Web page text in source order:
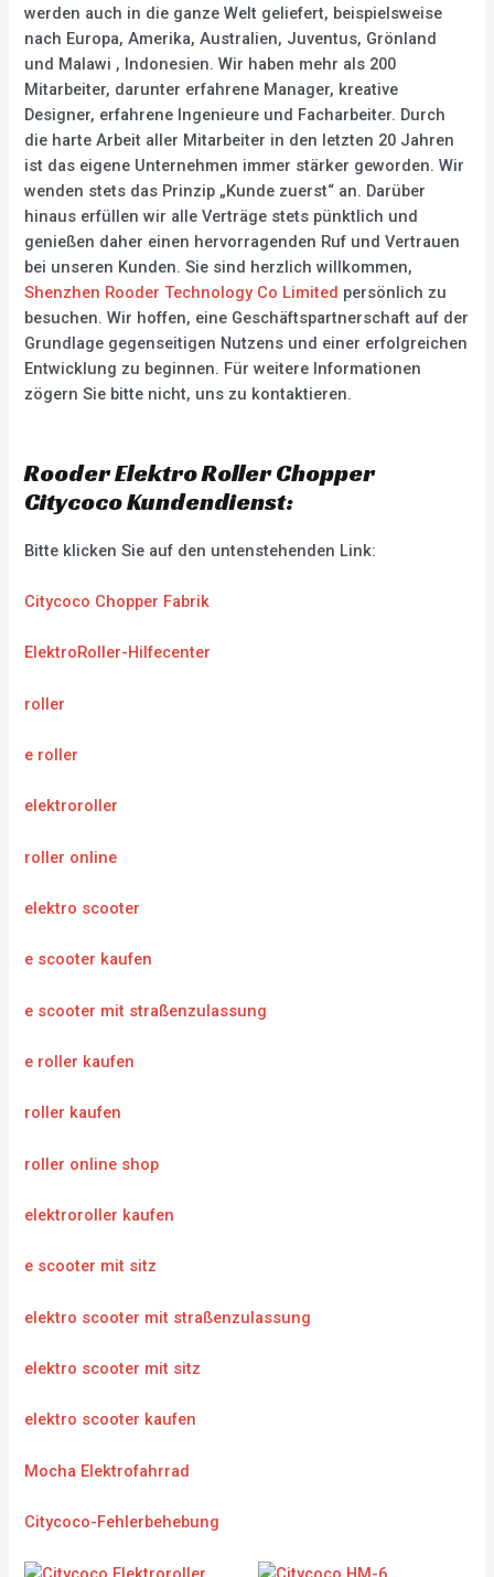
werden auch in die ganze Welt geliefert, beispielsweise
nach Europa, Amerika, Australien, Juventus, Grönland
und Malawi , Indonesien. Wir haben mehr als 200
Mitarbeiter, darunter erfahrene Manager, kreative
Designer, erfahrene Ingenieure und Facharbeiter. Durch
die harte Arbeit aller Mitarbeiter in den letzten 20 Jahren
ist das eigene Unternehmen immer stärker geworden. Wir
wenden stets das Prinzip „Kunde zuerst“ an. Darüber
hinaus erfüllen wir alle Verträge stets pünktlich und
genießen daher einen hervorragenden Ruf und Vertrauen
bei unseren Kunden. Sie sind herzlich willkommen,
Shenzhen Rooder Technology Co Limited persönlich zu
besuchen. Wir hoffen, eine Geschäftspartnerschaft auf der
Grundlage gegenseitigen Nutzens und einer erfolgreichen
Entwicklung zu beginnen. Für weitere Informationen
zögern Sie bitte nicht, uns zu kontaktieren.
Rooder Elektro Roller Chopper
Citycoco Kundendienst:
Bitte klicken Sie auf den untenstehenden Link:
Citycoco Chopper Fabrik
ElektroRoller-Hilfecenter
roller
e roller
elektroroller
roller online
elektro scooter
e scooter kaufen
e scooter mit straßenzulassung
e roller kaufen
roller kaufen
roller online shop
elektroroller kaufen
e scooter mit sitz
elektro scooter mit straßenzulassung
elektro scooter mit sitz
elektro scooter kaufen
Mocha Elektrofahrrad
Citycoco-Fehlerbehebung
Original
Current
Original